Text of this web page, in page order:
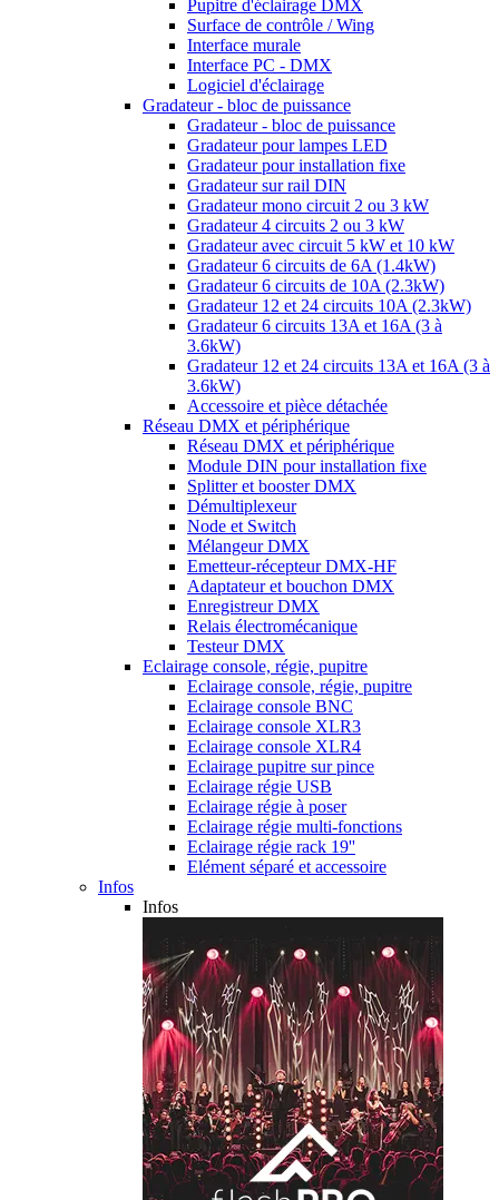
Pupitre d'éclairage DMX
Surface de contrôle / Wing
Interface murale
Interface PC - DMX
Logiciel d'éclairage
Gradateur - bloc de puissance
Gradateur - bloc de puissance
Gradateur pour lampes LED
Gradateur pour installation fixe
Gradateur sur rail DIN
Gradateur mono circuit 2 ou 3 kW
Gradateur 4 circuits 2 ou 3 kW
Gradateur avec circuit 5 kW et 10 kW
Gradateur 6 circuits de 6A (1.4kW)
Gradateur 6 circuits de 10A (2.3kW)
Gradateur 12 et 24 circuits 10A (2.3kW)
Gradateur 6 circuits 13A et 16A (3 à
3.6kW)
Gradateur 12 et 24 circuits 13A et 16A (3 à
3.6kW)
Accessoire et pièce détachée
Réseau DMX et périphérique
Réseau DMX et périphérique
Module DIN pour installation fixe
Splitter et booster DMX
Démultiplexeur
Node et Switch
Mélangeur DMX
Emetteur-récepteur DMX-HF
Adaptateur et bouchon DMX
Enregistreur DMX
Relais électromécanique
Testeur DMX
Eclairage console, régie, pupitre
Eclairage console, régie, pupitre
Eclairage console BNC
Eclairage console XLR3
Eclairage console XLR4
Eclairage pupitre sur pince
Eclairage régie USB
Eclairage régie à poser
Eclairage régie multi-fonctions
Eclairage régie rack 19''
Elément séparé et accessoire
Infos
Infos